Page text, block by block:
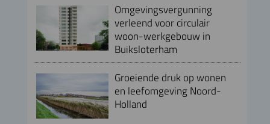
Omgevingsvergunning
verleend voor circulair
woon-werkgebouw in
Buiksloterham
Groeiende druk op wonen
en leefomgeving Noord-
Holland